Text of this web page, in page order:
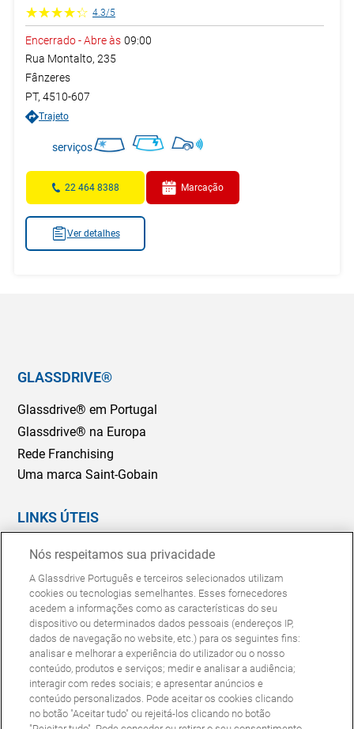
4.3/5
Encerrado-Abre às 09:00
Rua Montalto, 235
Fânzeres
PT, 4510-607
Trajeto
serviços
22 464 8388 Marcação
Ver detalhes
GLASSDRIVE®
Glassdrive® em Portugal
Glassdrive® na Europa
Rede Franchising
Uma marca Saint-Gobain
LINKS ÚTEIS
Marcação Online
Seguradoras e gestores de frotas
Reparação ou substituição?
Perguntas Frequentes
Política de CookiesPolítica de Privacidade
© Copyright Glassdrive. Todos os direitos reservados | 2025
Nós respeitamos sua privacidade
A Glassdrive Português e terceiros selecionados utilizam
cookies ou tecnologias semelhantes. Esses fornecedores
acedem a informações como as características do seu
dispositivo ou determinados dados pessoais (endereços IP,
dados de navegação no website, etc.) para os seguintes fins:
analisar e melhorar a experiência do utilizador ou o nosso
conteúdo, produtos e serviços; medir e analisar a audiência;
interagir com redes sociais; e apresentar anúncios e
conteúdo personalizados. Pode aceitar os cookies clicando
no botão "Aceitar tudo" ou rejeitá-los clicando no botão